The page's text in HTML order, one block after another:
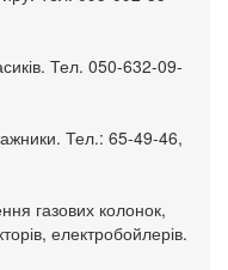
Тел. 050-632-09-
Тел.: 65-49-46,
газових колонок,
електробойлерів.